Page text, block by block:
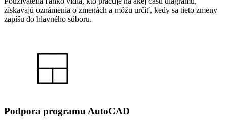
získavajú oznámenia o zmenách a môžu určiť, kedy sa tieto zmeny
zapíšu do hlavného súboru.
Podpora programu AutoCAD